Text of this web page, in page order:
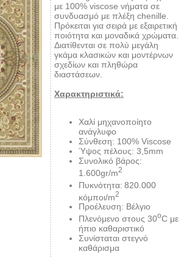
με 100% viscose νήματα σε
συνδυασμό με πλέξη chenille.
Πρόκειται για σειρά με εξαιρετική
ποιότητα και μοναδικά χρώματα.
Διατίθενται σε πολύ μεγάλη
γκάμα κλασικών και μοντέρνων
σχεδίων και πληθώρα
διαστάσεων.
Χαρακτηριστικά:
Χαλί μηχανοποίητο
ανάγλυφο
Σύνθεση: 100% Viscose
Ύψος πέλους: 3,5mm
Συνολικό βάρος:
1.600gr/m2
Πυκνότητα: 820.000
κόμποι/m2
Προέλευση: Βέλγιο
Πλενόμενο στους 30οC με
ήπιο καθαριστικό
Συνίσταται στεγνό
καθάρισμα